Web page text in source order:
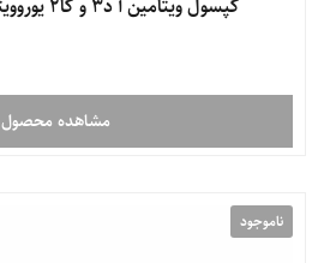
کپسول ویتامین آ د3 و کا2 یوروویتال EurhoVital
مشاهده محصول
ناموجود